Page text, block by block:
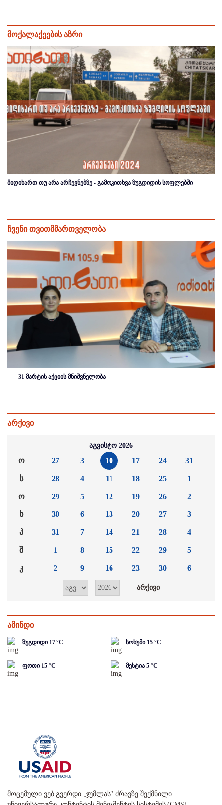
მოქალაქეების აზრი
მიდიხართ თუ არა არჩევნებზე - გამოკითხვა ზუგდიდის სოფლებში
ჩვენი თვითმმართველობა
31 მარტის აქციის მნიშვნელობა
არქივი
აგვისტო 2026
ო
ს
ო
ხ
პ
შ
კ
27
28
29
30
31
1
2
3
4
5
6
7
8
9
10
11
12
13
14
15
16
17
18
19
20
21
22
23
24
25
26
27
28
29
30
31
1
2
3
4
5
6
ამინდი
ზუგდიდი 17 °C სოხუმი 15 °C
ფოთი 15 °C მესტია 5 °C
მოცემული ვებ გვერდი „ჯუმლას" ძრავზე შექმნილი